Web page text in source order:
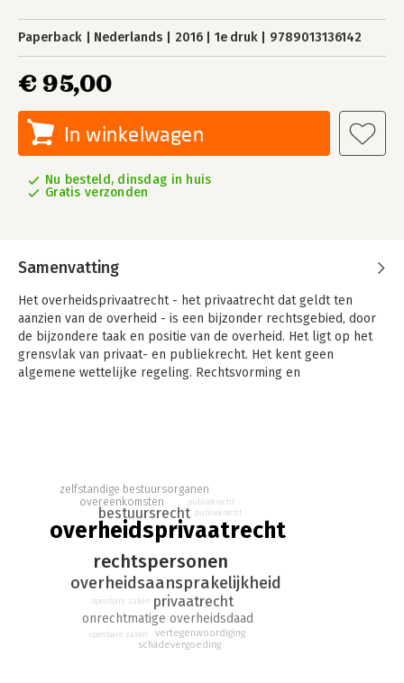
Paperback Nederlands 2016 1e druk 9789013136142
€ 95,00
In winkelwagen
Nu besteld, dinsdag in huis
Gratis verzonden
Samenvatting
Het overheidsprivaatrecht - het privaatrecht dat geldt ten
aanzien van de overheid - is een bijzonder rechtsgebied, door
de bijzondere taak en positie van de overheid. Het ligt op het
grensvlak van privaat- en publiekrecht. Het kent geen
algemene wettelijke regeling. Rechtsvorming en
onderwerpen, zoals het rechtspersonenrecht met betrekking
tot de overheid, overdracht en verjaring van vorderingen op en
van de overheid, openbare zaken en goederen bestemd voor
de openbare dienst, vertegenwoordiging van de overheid,
overeenkomsten met de overheid, onrechtmatige
overheidsdaad, schadevergoeding bij rechtmatige daad en de
onrechtmatige daadsvordering van de overheid.
overheidsprivaatrecht
rechtspersonen
overheidsaansprakelijkheid
bestuursrecht
privaatrecht
onrechtmatige overheidsdaad
overeenkomsten
zelfstandige bestuursorganen
vertegenwoordiging
schadevergoeding
openbare zaken
publiekrecht
openbare zaken
publiekrecht